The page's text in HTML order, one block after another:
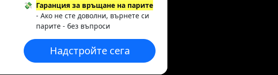
💸 Гаранция за връщане на парите
- Ако не сте доволни, върнете си
парите - без въпроси
Надстройте сега